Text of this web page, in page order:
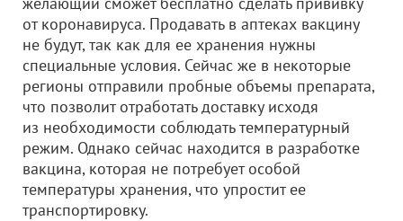
от коронавируса. Продавать в аптеках вакцину
не будут, так как для ее хранения нужны
специальные условия. Сейчас же в некоторые
регионы отправили пробные объемы препарата,
что позволит отработать доставку исходя
из необходимости соблюдать температурный
режим. Однако сейчас находится в разработке
вакцина, которая не потребует особой
температуры хранения, что упростит ее
транспортировку.